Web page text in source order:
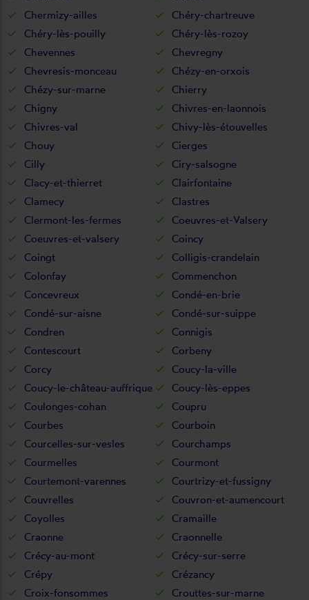
Chermizy-ailles
Chéry-chartreuve
Chéry-lès-pouilly
Chéry-lès-rozoy
Chevennes
Chevregny
Chevresis-monceau
Chézy-en-orxois
Chézy-sur-marne
Chierry
Chigny
Chivres-en-laonnois
Chivres-val
Chivy-lès-étouvelles
Chouy
Cierges
Cilly
Ciry-salsogne
Clacy-et-thierret
Clairfontaine
Clamecy
Clastres
Clermont-les-fermes
Coeuvres-et-Valsery
Coeuvres-et-valsery
Coincy
Coingt
Colligis-crandelain
Colonfay
Commenchon
Concevreux
Condé-en-brie
Condé-sur-aisne
Condé-sur-suippe
Condren
Connigis
Contescourt
Corbeny
Corcy
Coucy-la-ville
Coucy-le-château-auffrique
Coucy-lès-eppes
Coulonges-cohan
Coupru
Courbes
Courboin
Courcelles-sur-vesles
Courchamps
Courmelles
Courmont
Courtemont-varennes
Courtrizy-et-fussigny
Couvrelles
Couvron-et-aumencourt
Coyolles
Cramaille
Craonne
Craonnelle
Crécy-au-mont
Crécy-sur-serre
Crépy
Crézancy
Croix-fonsommes
Crouttes-sur-marne